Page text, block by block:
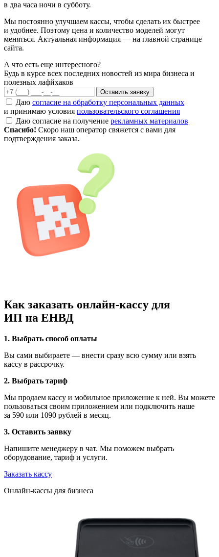
в два часа ночи в субботу.
Мы постоянно улучшаем кассы, чтобы сделать их быстрее
и удобнее. Поэтому цена и количество моделей могут
меняться. Актуальная информация — на главной странице
сайта.
А что есть еще интересного?
Будь в курсе всех последних новостей из мира бизнеса и
полезных лафйхаков
Оставить заявку
Даю согласие на обработку персональных данных
и принимаю условия пользовательского соглашения
Даю согласие на получение рекламных материалов
Спасибо! Скоро наш оператор свяжется с вами для
подтверждения заказа.
Как заказать онлайн-кассу для
ИП на ЕНВД
1. Выбрать способ оплаты
Вы сами выбираете — внести сразу всю сумму или взять
кассу в рассрочку.
2. Выбрать тариф
Мы продаем кассу и мобильное приложение к ней. Вы можете
пользоваться своим приложением или подключить наше
за 590 или 1090 рублей в месяц.
3. Оставить заявку
Напишите менеджеру в чат. Мы поможем выбрать
оборудование, тариф и услуги.
Заказать кассу
Онлайн-кассы для бизнеса